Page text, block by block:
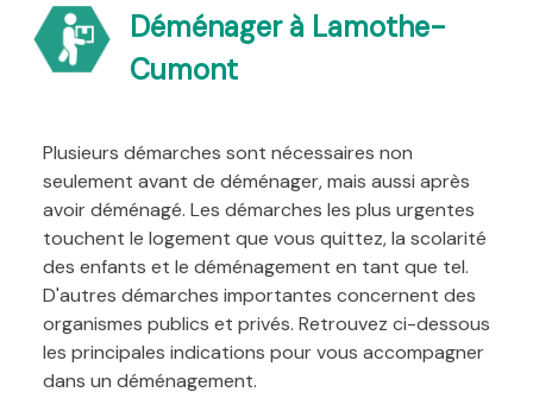
Déménager à Lamothe-
Cumont
Plusieurs démarches sont nécessaires non
seulement avant de déménager, mais aussi après
avoir déménagé. Les démarches les plus urgentes
touchent le logement que vous quittez, la scolarité
des enfants et le déménagement en tant que tel.
D'autres démarches importantes concernent des
organismes publics et privés. Retrouvez ci-dessous
les principales indications pour vous accompagner
dans un déménagement.